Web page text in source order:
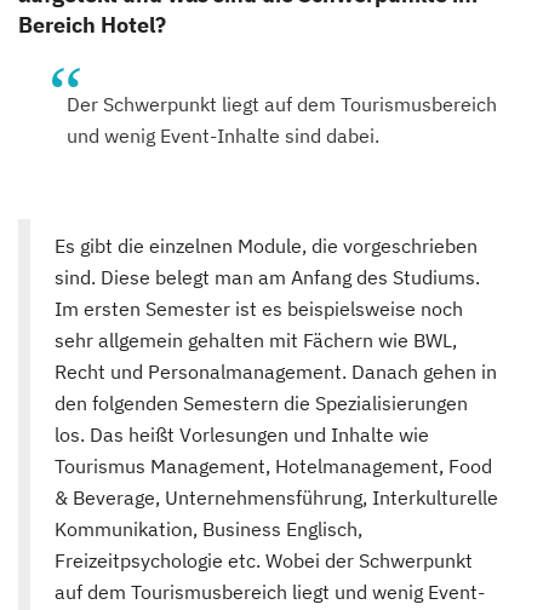
Bereich Hotel?
Der Schwerpunkt liegt auf dem Tourismusbereich
und wenig Event-Inhalte sind dabei.
Es gibt die einzelnen Module, die vorgeschrieben
sind. Diese belegt man am Anfang des Studiums.
Im ersten Semester ist es beispielsweise noch
sehr allgemein gehalten mit Fächern wie BWL,
Recht und Personalmanagement. Danach gehen in
den folgenden Semestern die Spezialisierungen
los. Das heißt Vorlesungen und Inhalte wie
Tourismus Management, Hotelmanagement, Food
& Beverage, Unternehmensführung, Interkulturelle
Kommunikation, Business Englisch,
Freizeitpsychologie etc. Wobei der Schwerpunkt
auf dem Tourismusbereich liegt und wenig Event-